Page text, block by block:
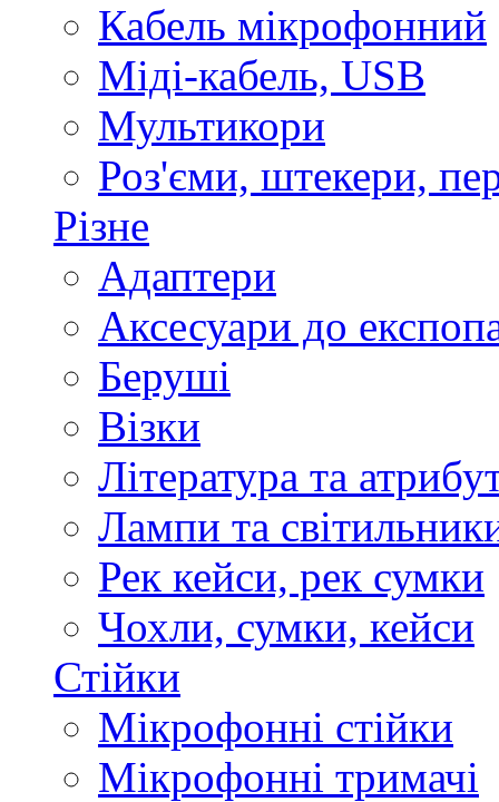
Кабель мікрофонний
Міді-кабель, USB
Мультикори
Роз'єми, штекери,
Різне
Адаптери
Аксесуари до
Беруші
Візки
Література та
Лампи та
Рек кейси, рек сумки
Чохли, сумки, кейси
Стійки
Мікрофонні стійки
Мікрофонні тримачі